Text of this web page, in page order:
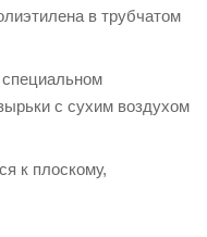
в трубчатом
с сухим воздухом
к плоскому,